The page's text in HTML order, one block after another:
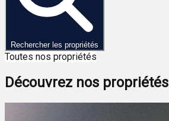
Rechercher les propriétés
Toutes nos propriétés
Découvrez nos propriétés